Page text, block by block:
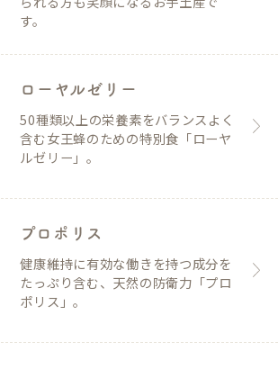
す。
ローヤルゼリー
50種類以上の栄養素をバランスよく
含む女王蜂のための特別食「ローヤ
ルゼリー」。
プロポリス
健康維持に有効な働きを持つ成分を
たっぷり含む、天然の防衛力「プロ
ポリス」。